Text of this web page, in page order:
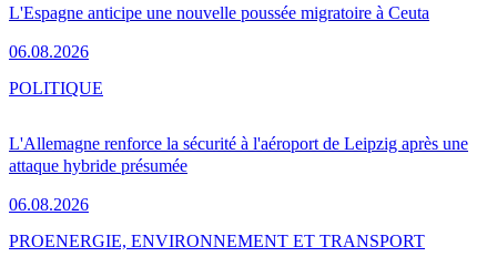
L'Espagne anticipe une nouvelle poussée migratoire à Ceuta
06.08.2026
L'Allemagne renforce la sécurité à l'aéroport de Leipzig après une
attaque hybride présumée
06.08.2026
POLITIQUE
PROENERGIE, ENVIRONNEMENT ET TRANSPORT